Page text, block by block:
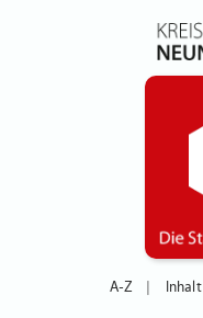
A-Z Inhalt